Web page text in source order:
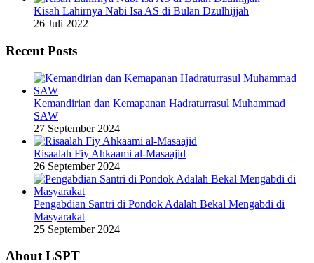
Kisah Lahirnya Nabi Isa AS di Bulan Dzulhijjah
26 Juli 2022
Recent Posts
Kemandirian dan Kemapanan Hadraturrasul Muhammad
SAW
27 September 2024
Risaalah Fiy Ahkaami al-Masaajid
26 September 2024
Pengabdian Santri di Pondok Adalah Bekal Mengabdi di
Masyarakat
25 September 2024
About LSPT